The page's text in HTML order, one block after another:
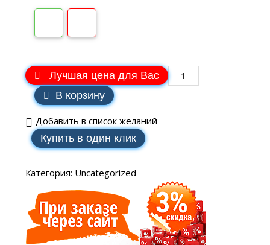
Лучшая цена для Вас
В корзину
Добавить в список желаний
Купить в один клик
Категория: Uncategorized